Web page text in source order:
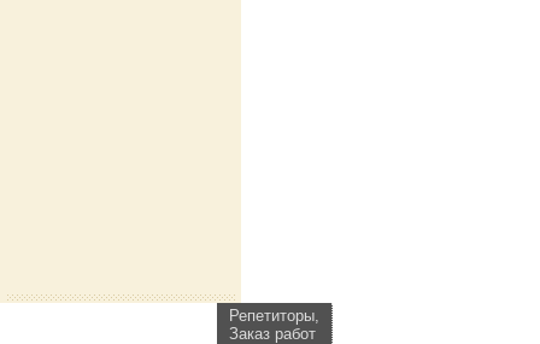
Репетиторы,
Заказ работ